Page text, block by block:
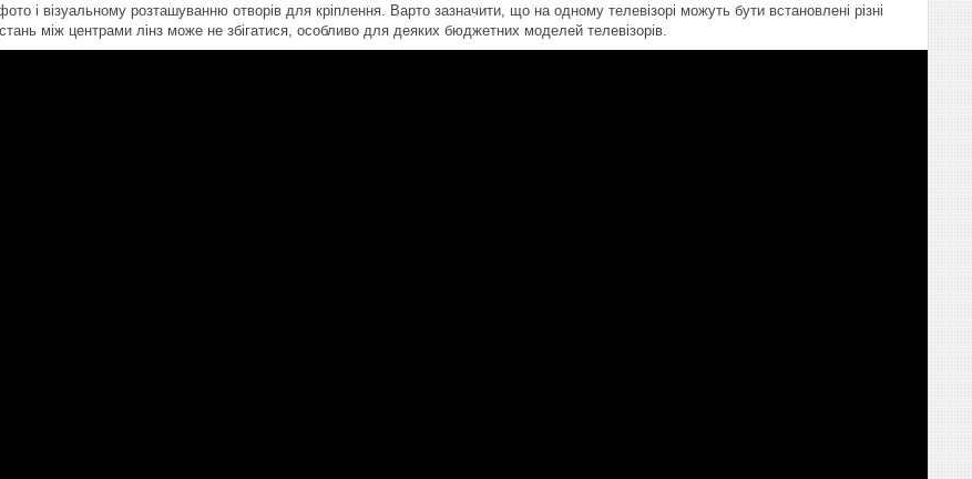
і візуальному розташуванню отворів для кріплення. Варто зазначити, що на одному телевізорі можуть бути встановлені різні
між центрами лінз може не збігатися, особливо для деяких бюджетних моделей телевізорів.